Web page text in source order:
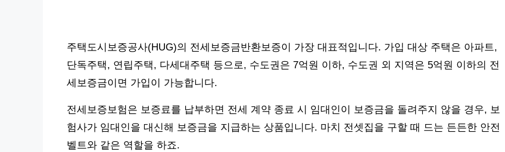
주택도시보증공사(HUG)의 전세보증금반환보증이 가장 대표적입니다. 가입 대상 주택은 아파트,
단독주택, 연립주택, 다세대주택 등으로, 수도권은 7억원 이하, 수도권 외 지역은 5억원 이하의 전
세보증금이면 가입이 가능합니다.
전세보증보험은 보증료를 납부하면 전세 계약 종료 시 임대인이 보증금을 돌려주지 않을 경우, 보
험사가 임대인을 대신해 보증금을 지급하는 상품입니다. 마치 전셋집을 구할 때 드는 든든한 안전
벨트와 같은 역할을 하죠.